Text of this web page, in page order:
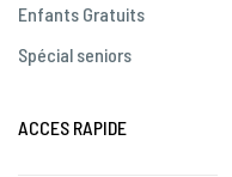
Enfants Gratuits
Spécial seniors
ACCES RAPIDE